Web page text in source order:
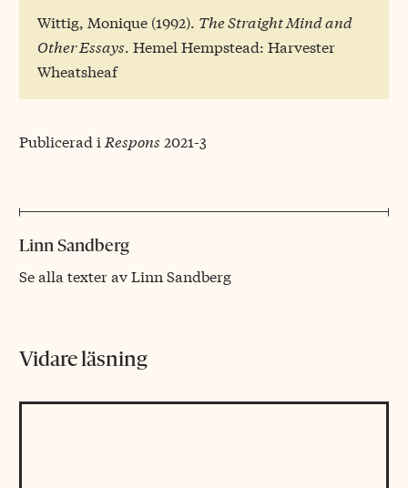
Wittig, Monique (1992). The Straight Mind and
Other Essays. Hemel Hempstead: Harvester
Wheatsheaf
Publicerad i Respons 2021-3
Linn Sandberg
Se alla texter av Linn Sandberg
Vidare läsning